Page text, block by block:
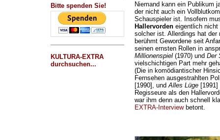
Bitte spenden Sie!
KULTURA-EXTRA
durchsuchen...
Niemand kann ein Publikum
der nicht auch ein
Schauspieler ist. Insofern
Hallervordeneigentlich nicht
solcher ist. Allerdings hat
berühmt Gewordene seit
seinen ernsten Rollen in
Millionenspiel(1970) und Der
vielschichtigen Part mehr
(Die in komödiantischer
Fernsehen ausgestrahlten
[1990], undAlles Lüge[1991]
Regisseure als den
war ihm denn auch schnell
EXTRA-Interviewbetont.